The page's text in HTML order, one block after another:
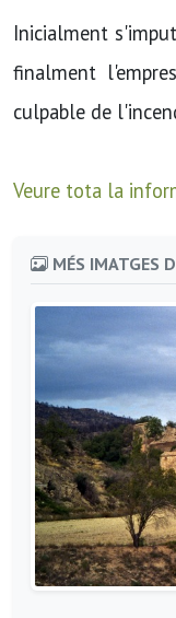
Inicialment
finalment
culpable de
Veure tota la
MÉS IMATGES